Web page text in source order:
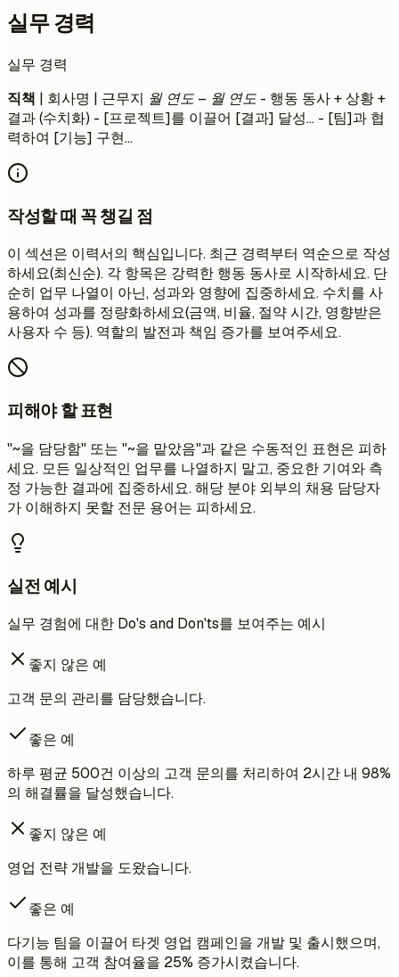
실무 경력
실무 경력
직책 | 회사명 | 근무지 월 연도 – 월 연도 - 행동 동사 + 상황 +
결과 (수치화) - [프로젝트]를 이끌어 [결과] 달성... - [팀]과 협
력하여 [기능] 구현...
작성할 때 꼭 챙길 점
이 섹션은 이력서의 핵심입니다. 최근 경력부터 역순으로 작성
하세요(최신순). 각 항목은 강력한 행동 동사로 시작하세요. 단
순히 업무 나열이 아닌, 성과와 영향에 집중하세요. 수치를 사
용하여 성과를 정량화하세요(금액, 비율, 절약 시간, 영향받은
사용자 수 등). 역할의 발전과 책임 증가를 보여주세요.
피해야 할 표현
"~을 담당함" 또는 "~을 맡았음"과 같은 수동적인 표현은 피하
세요. 모든 일상적인 업무를 나열하지 말고, 중요한 기여와 측
정 가능한 결과에 집중하세요. 해당 분야 외부의 채용 담당자
가 이해하지 못할 전문 용어는 피하세요.
실전 예시
실무 경험에 대한 Do's and Don'ts를 보여주는 예시
좋지 않은 예
고객 문의 관리를 담당했습니다.
좋은 예
하루 평균 500건 이상의 고객 문의를 처리하여 2시간 내 98%
의 해결률을 달성했습니다.
좋지 않은 예
영업 전략 개발을 도왔습니다.
좋은 예
다기능 팀을 이끌어 타겟 영업 캠페인을 개발 및 출시했으며,
이를 통해 고객 참여율을 25% 증가시켰습니다.